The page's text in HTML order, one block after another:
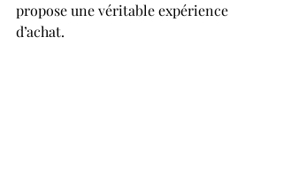
propose une véritable expérience
d’achat.